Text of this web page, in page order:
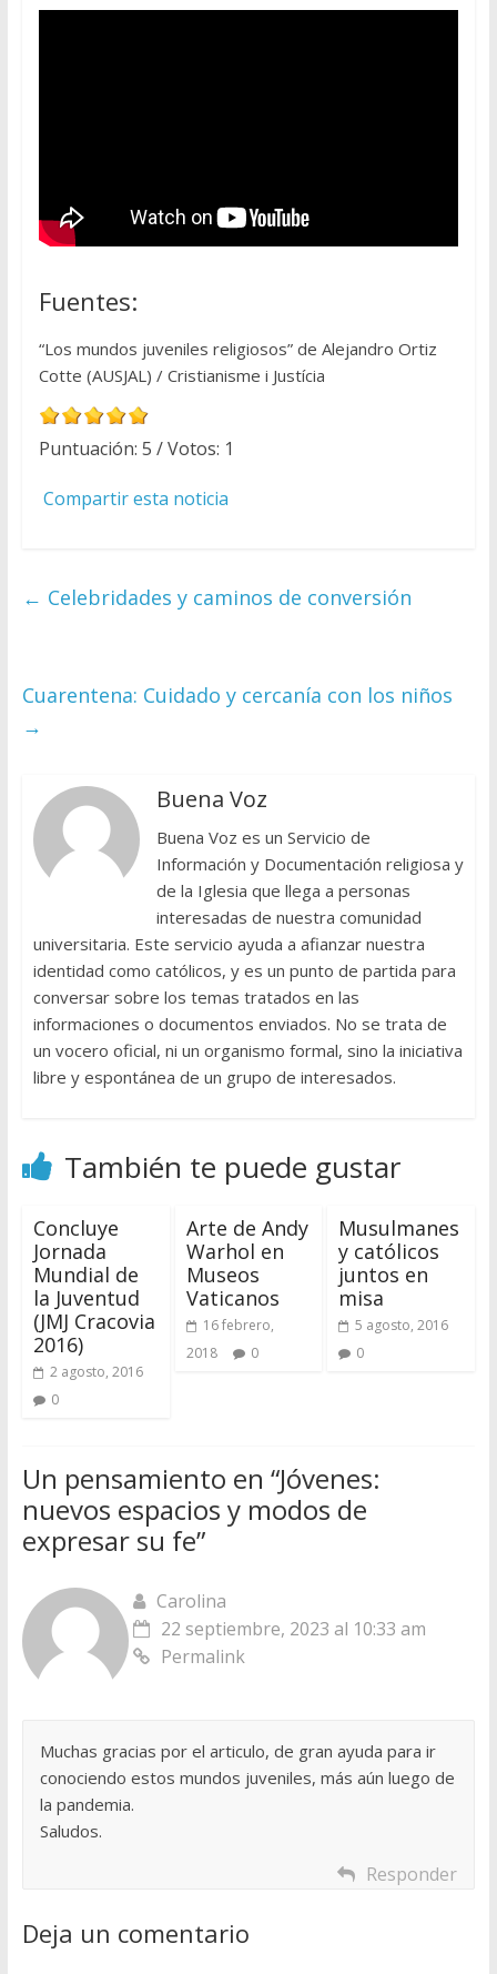
Fuentes:
“Los mundos juveniles religiosos” de Alejandro Ortiz
Cotte (AUSJAL) / Cristianisme i Justícia
Puntuación: 5 / Votos: 1
Compartir esta noticia
← Celebridades y caminos de conversión
Cuarentena: Cuidado y cercanía con los niños
→
Buena Voz
Buena Voz es un Servicio de
Información y Documentación religiosa y
de la Iglesia que llega a personas
interesadas de nuestra comunidad
universitaria. Este servicio ayuda a afianzar nuestra
identidad como católicos, y es un punto de partida para
conversar sobre los temas tratados en las
informaciones o documentos enviados. No se trata de
un vocero oficial, ni un organismo formal, sino la iniciativa
libre y espontánea de un grupo de interesados.
También te puede gustar
Concluye
Jornada
Mundial de
la Juventud
(JMJ Cracovia
2016)
2 agosto, 2016
0
Arte de Andy
Warhol en
Museos
Vaticanos
16 febrero,
2018
0
Musulmanes
y católicos
juntos en
misa
5 agosto, 2016
0
Un pensamiento en “Jóvenes:
nuevos espacios y modos de
expresar su fe”
Carolina
22 septiembre, 2023 al 10:33 am
Permalink
Muchas gracias por el articulo, de gran ayuda para ir
conociendo estos mundos juveniles, más aún luego de
la pandemia.
Saludos.
Responder
Deja un comentario